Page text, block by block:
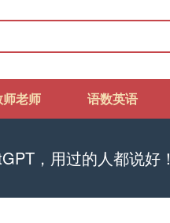
老师 语数英语
，用过的人都说好！